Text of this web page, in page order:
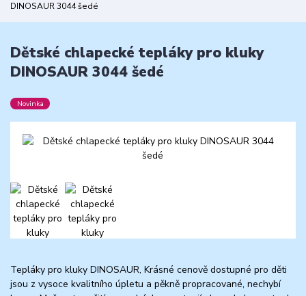
DINOSAUR 3044 šedé
Dětské chlapecké tepláky pro kluky
DINOSAUR 3044 šedé
Novinka
Tepláky pro kluky DINOSAUR, Krásné cenově dostupné pro děti
jsou z vysoce kvalitního úpletu a pěkně propracované, nechybí